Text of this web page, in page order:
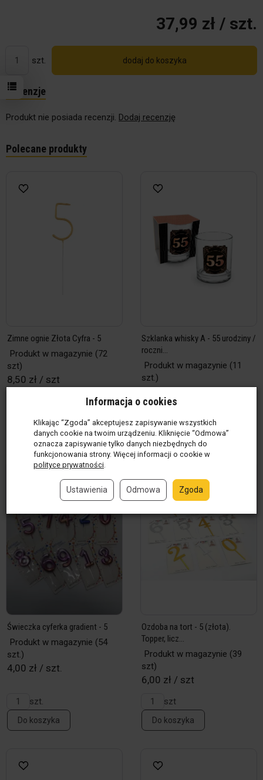
37,99 zł / szt.
szt. dodaj do koszyka
Recenzje
Produkt nie posiada recenzji. Dodaj recenzję
Polecane produkty
Zimne ognie Złota Cyfra - 5
Produkt w magazynie (72
szt)
8,50 zł / szt
Do koszyka
Szklanka whisky A - 55 urodziny /
roczni...
Produkt w magazynie (11
szt.)
Do koszyka
Świeczka cyferka gradient - 5
Produkt w magazynie (54
szt.)
4,00 zł / szt.
szt.
Do koszyka
Ozdoba na tort - 5 (złota).
Topper, licz...
Produkt w magazynie (39
szt)
6,00 zł / szt
szt
Do koszyka
Informacja o cookies
Klikając “Zgoda” akceptujesz zapisywanie wszystkich
danych cookie na twoim urządzeniu. Kliknięcie “Odmowa”
oznacza zapisywanie tylko danych niezbędnych do
funkcjonowania strony. Więcej informacji o cookie w
polityce prywatności
Ustawienia Odmowa Zgoda